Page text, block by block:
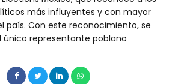
más influyentes y con mayor
país. Con este reconocimiento, se
único representante poblano